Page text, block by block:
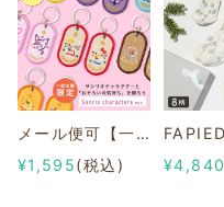
メール便可【一部店舗限定】2/8b PAIR KEY RING Sanrio characters ver.
¥1,595(税込)
¥4,840